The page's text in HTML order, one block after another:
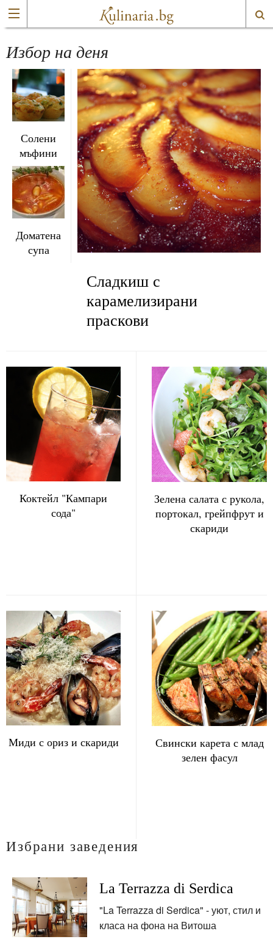
Избор на деня
Сладкиш с
карамелизирани
праскови
Солени
мъфини
Доматена
супа
Коктейл "Кампари
сода"
Зелена салата с рукола,
портокал, грейпфрут и
скариди
Миди с ориз и скариди
Свински карета с млад
зелен фасул
Избрани заведения
La Terrazza di Serdica
"La Terrazza di Serdica" - уют, стил и
класа на фона на Витоша